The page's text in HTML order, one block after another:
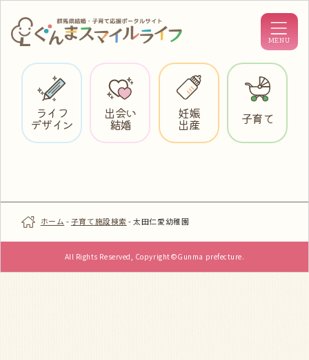
ライフ
デザイン
出会い
結婚
妊娠
出産 子育て
ホーム -子育て施設検索 -太田仁愛幼稚園
All Rights Reserved, Copyright©Gunma prefecture.